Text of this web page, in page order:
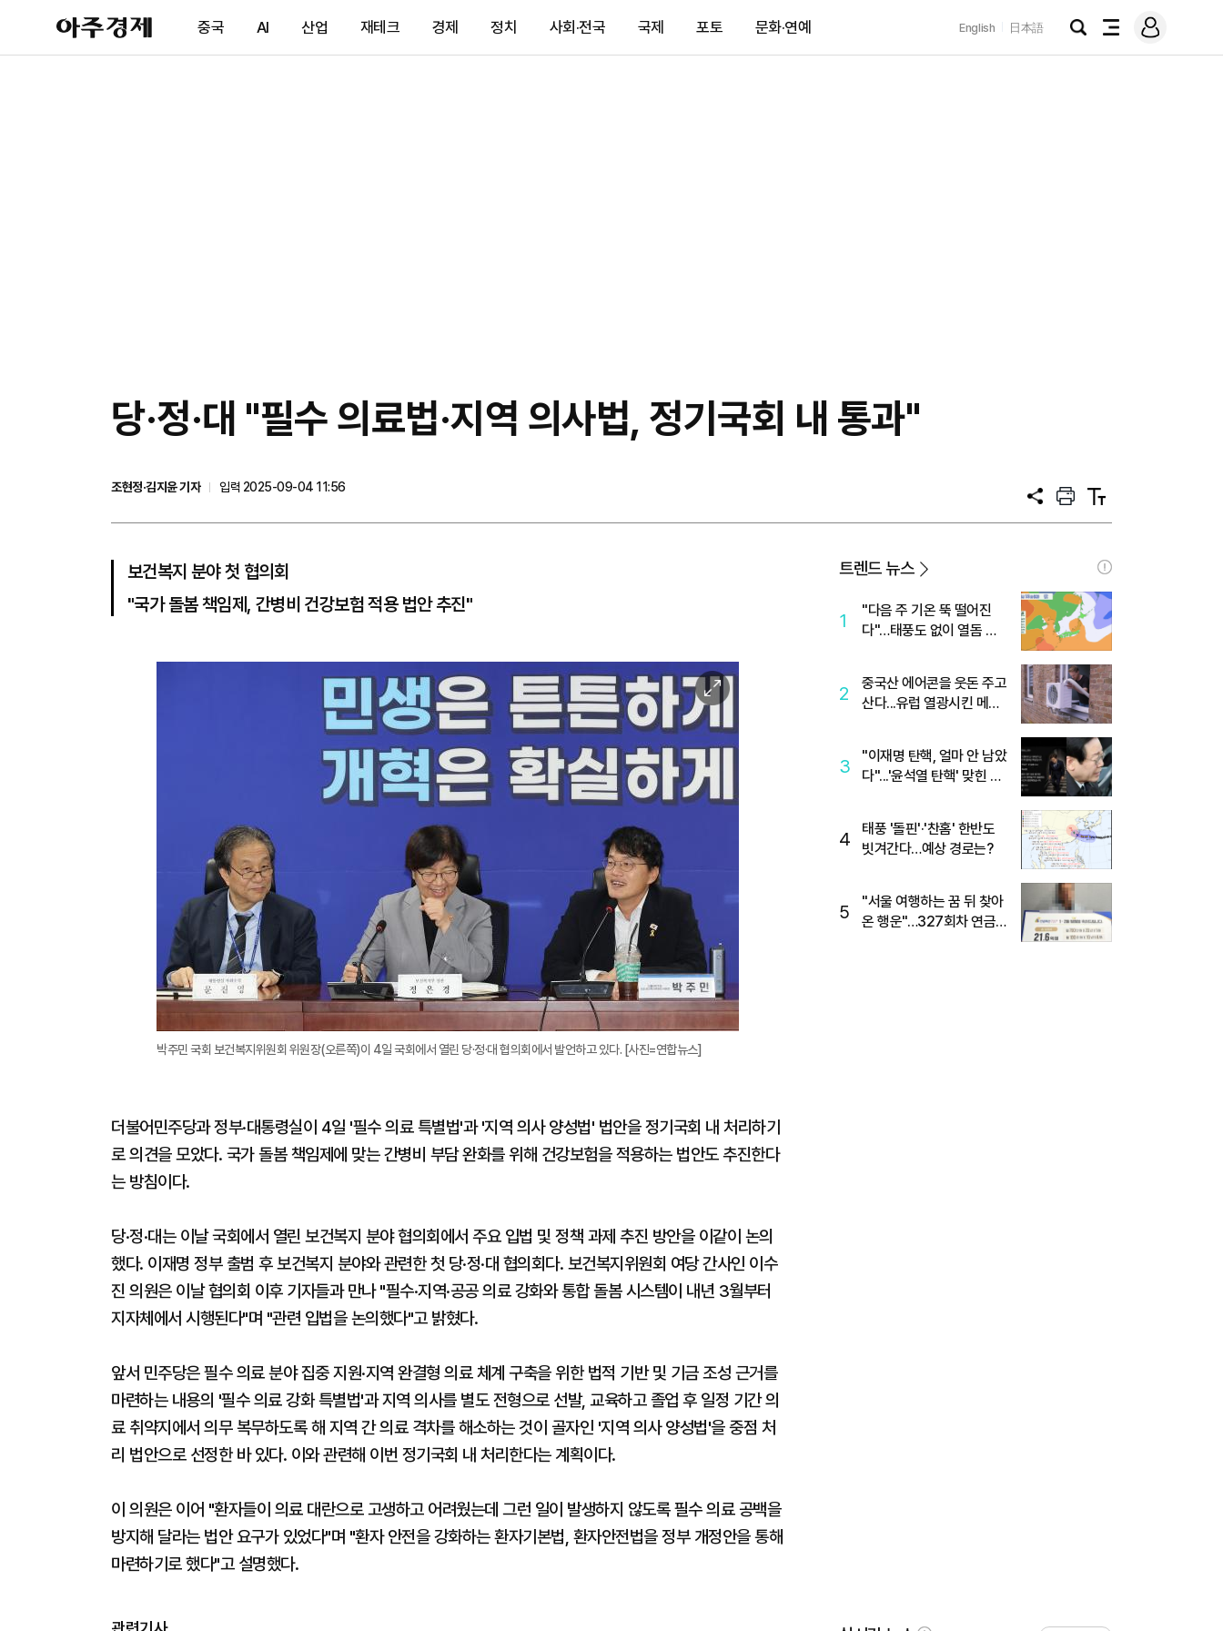
아
주
제
중국 AI 산업 재테크 경제 정치 사회·전국 국제 포토 문화·연예 English 日本語
검
전
메
그
당·정·대 "필수 의료법·지역 의사법, 정기국회 내 통과"
조현정·김지윤 기자
입력 2025-09-04 11:56
공
프
트
텍
트
보건복지 분야 첫 협의회
"국가 돌봄 책임제, 간병비 건강보험 적용 법안 추진"
이
미
지
확
대
박주민 국회 보건복지위원회 위원장(오른쪽)이 4일 국회에서 열린 당·정·대 협의회에서 발언하고 있다. [사진=연합뉴스]
더불어민주당과 정부·대통령실이 4일 '필수 의료 특별법'과 '지역 의사 양성법' 법안을 정기국회 내 처리하기
로 의견을 모았다. 국가 돌봄 책임제에 맞는 간병비 부담 완화를 위해 건강보험을 적용하는 법안도 추진한다
는 방침이다.
당·정·대는 이날 국회에서 열린 보건복지 분야 협의회에서 주요 입법 및 정책 과제 추진 방안을 이같이 논의
했다. 이재명 정부 출범 후 보건복지 분야와 관련한 첫 당·정·대 협의회다. 보건복지위원회 여당 간사인 이수
진 의원은 이날 협의회 이후 기자들과 만나 "필수·지역·공공 의료 강화와 통합 돌봄 시스템이 내년 3월부터
지자체에서 시행된다"며 "관련 입법을 논의했다"고 밝혔다.
앞서 민주당은 필수 의료 분야 집중 지원·지역 완결형 의료 체계 구축을 위한 법적 기반 및 기금 조성 근거를
마련하는 내용의 '필수 의료 강화 특별법'과 지역 의사를 별도 전형으로 선발, 교육하고 졸업 후 일정 기간 의
료 취약지에서 의무 복무하도록 해 지역 간 의료 격차를 해소하는 것이 골자인 '지역 의사 양성법'을 중점 처
리 법안으로 선정한 바 있다. 이와 관련해 이번 정기국회 내 처리한다는 계획이다.
이 의원은 이어 "환자들이 의료 대란으로 고생하고 어려웠는데 그런 일이 발생하지 않도록 필수 의료 공백을
방지해 달라는 법안 요구가 있었다"며 "환자 안전을 강화하는 환자기본법, 환자안전법을 정부 개정안을 통해
마련하기로 했다"고 설명했다.
트렌드 뉴스
1
"다음 주 기온 뚝 떨어진
다"…태풍도 없이 열돔 박
2
중국산 에어콘을 웃돈 주고
산다...유럽 열광시킨 메이
3
"이재명 탄핵, 얼마 안 남았
다"...'윤석열 탄핵' 맞힌 무
4
태풍 '돌핀'·'찬홈' 한반도
빗겨간다…예상 경로는?
5
"서울 여행하는 꿈 뒤 찾아
온 행운"…327회차 연금